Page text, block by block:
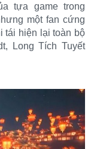
tựa game trong
một fan cứng
tái hiện lại toàn bộ
Long Tích Tuyết